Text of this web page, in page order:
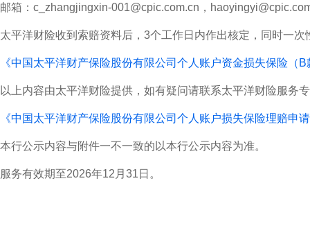
邮箱：c_zhangjingxin-001@cpic.com.cn，
太平洋财险收到索赔资料后，3个工作日内作出核定，同时一
《中国太平洋财产保险股份有限公司个人账户资金损失保险（
以上内容由太平洋财险提供，如有疑问请联系太平洋财险服务
《中国太平洋财产保险股份有限公司个人账户损失保险理赔申
本行公示内容与附件一不一致的以本行公示内容为准。
服务有效期至2026年12月31日。